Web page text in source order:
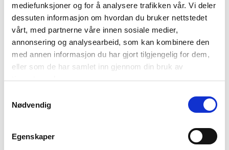
mediefunksjoner og for å analysere trafikken vår. Vi deler
dessuten informasjon om hvordan du bruker nettstedet
vårt, med partnerne våre innen sosiale medier,
annonsering og analysearbeid, som kan kombinere den
med annen informasjon du har gjort tilgjengelig for dem,
eller som de har samlet inn gjennom din bruk av
tjenestene deres.
Nødvendig
Egenskaper
MONSTERA I POTTE
42CM
299,00
TELYSHOLDER RUBI 4,3
CM KLAR
49,90